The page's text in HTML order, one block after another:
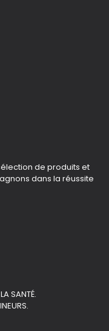
de produits et
dans la réussite
SANTÉ.